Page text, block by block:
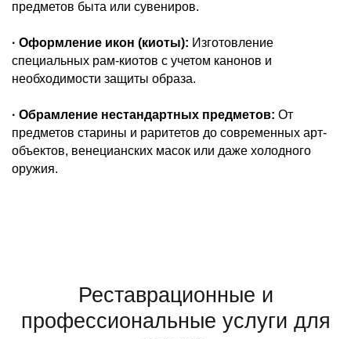
предметов быта или сувениров.
· Оформление икон (киоты): Изготовление
специальных рам-киотов с учетом канонов и
необходимости защиты образа.
· Обрамление нестандартных предметов: От
предметов старины и раритетов до современных арт-
объектов, венецианских масок или даже холодного
оружия.
Реставрационные и
профессиональные услуги для